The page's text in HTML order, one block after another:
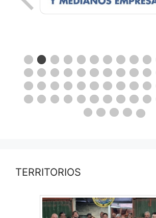
TERRITORIOS